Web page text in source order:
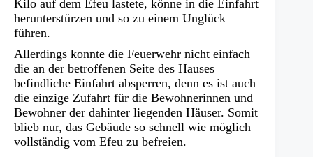
Kilo auf dem Efeu lastete, könne in die Einfahrt
herunterstürzen und so zu einem Unglück
führen.
Allerdings konnte die Feuerwehr nicht einfach
die an der betroffenen Seite des Hauses
befindliche Einfahrt absperren, denn es ist auch
die einzige Zufahrt für die Bewohnerinnen und
Bewohner der dahinter liegenden Häuser. Somit
blieb nur, das Gebäude so schnell wie möglich
vollständig vom Efeu zu befreien.